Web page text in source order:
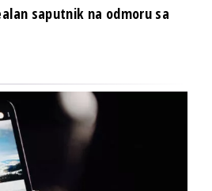
saputnik na odmoru sa